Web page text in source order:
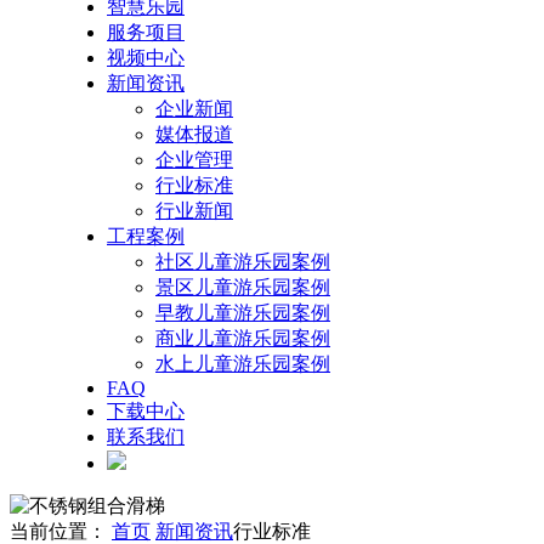
智慧乐园
服务项目
视频中心
新闻资讯
企业新闻
媒体报道
企业管理
行业标准
行业新闻
工程案例
社区儿童游乐园案例
景区儿童游乐园案例
早教儿童游乐园案例
商业儿童游乐园案例
水上儿童游乐园案例
FAQ
下载中心
联系我们
当前位置： 首页 新闻资讯行业标准